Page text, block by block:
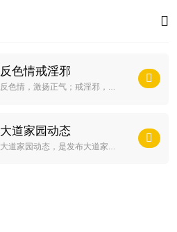
反色情戒淫邪
反色情，激扬正气；戒淫邪，修身自省。天道承负观作为传统文化的核心思想，引导人们在最宏观和最微观角度认识事物的动态发展，因而认识到色情与淫邪对社会、对个人的极大危害。“淫”者，过度也，邪，指不合理。当今社会“娱乐至死”的庸俗思想滋生出大批身心扭曲的寄生虫。软色情的糖衣炮弹，让未经传统文化熏陶的人不知不觉就陷入其中。“性解放”的谬论，则若隐若现地腐蚀着学生、群众乃至干部领导。每一个落马的贪官，都有着淫邪的生活作风——戒淫邪，已经不是个人或某个国家的事情，而是全人类都要面对的头等大事。传统文化提倡正常合理的婚恋行为，反对意淫、手淫、婚前性行为、堕胎、婚外情。中医指出，元精是身心健康、人生幸福的根本，也是事业、学业进步的动力源，不可浪费！传统修炼学更是把“涵养精气”作为悟道之基础。戒淫邪之义大矣！
大道家园动态